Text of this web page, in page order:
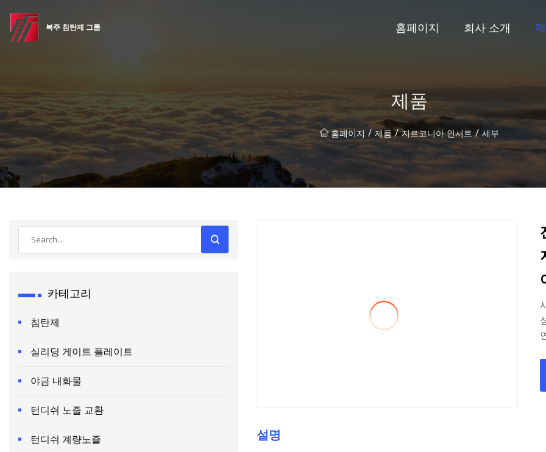
복주 침탄제 그룹 홈페이지 회사 소개
제품
홈페이지 / 제품 / 지르코니아 인서트 / 세부
카테고리
침탄제
실리딩 게이트 플레이트
야금 내화물
턴디쉬 노즐 교환
턴디쉬 계량노즐 설명